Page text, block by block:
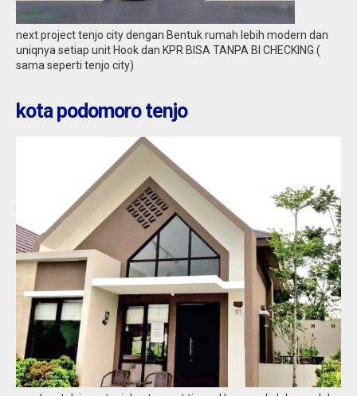
Jual 450.000.000
next project tenjo city dengan Bentuk rumah lebih modern dan
uniqnya setiap unit Hook dan KPR BISA TANPA BI CHECKING (
sama seperti tenjo city)
kota podomoro tenjo